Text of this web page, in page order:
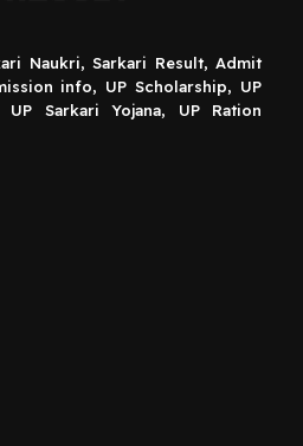
Naukri, Sarkari Result, Admit
info, UP Scholarship, UP
UP Sarkari Yojana, UP Ration